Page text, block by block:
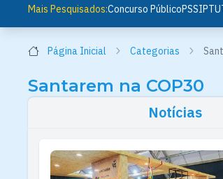
Mais Pesquisados:Concurso PúblicoPSSIPTU
Página Inicial Categorias
Santarem na COP30
Notícias